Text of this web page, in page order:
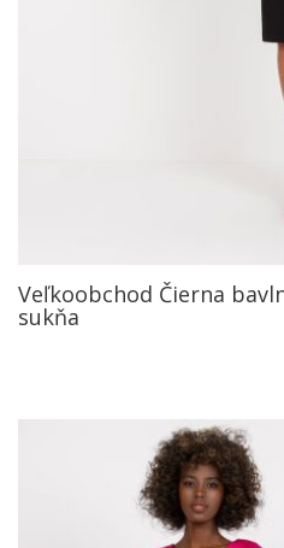
Veľkoobchod Čierna
sukňa